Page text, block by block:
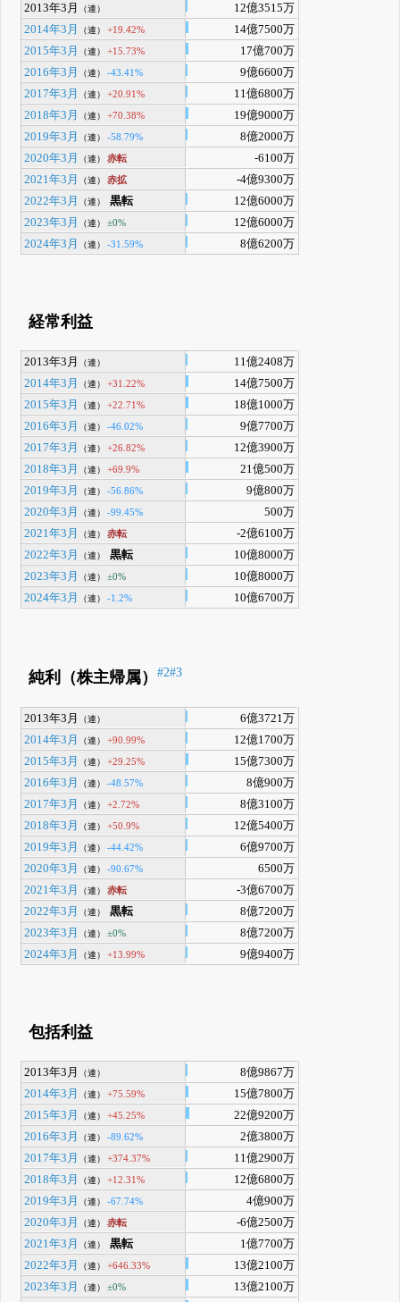
2013年3月 （連）
12億3515万
2014年3月
（連） +19.42%
14億7500万
2015年3月
（連） +15.73%
17億700万
2016年3月
（連） -43.41%
9億6600万
2017年3月
（連） +20.91%
11億6800万
2018年3月
（連） +70.38%
19億9000万
2019年3月
（連） -58.79%
8億2000万
2020年3月
（連） 赤転
-6100万
2021年3月
（連） 赤拡
-4億9300万
2022年3月
（連） 黒転
12億6000万
2023年3月
（連） ±0%
12億6000万
2024年3月
（連） -31.59% 8億6200万
経常利益
2013年3月 （連）
11億2408万
2014年3月
（連） +31.22%
14億7500万
2015年3月
（連） +22.71%
18億1000万
2016年3月
（連） -46.02%
9億7700万
2017年3月
（連） +26.82%
12億3900万
2018年3月
（連） +69.9%
21億500万
2019年3月
（連） -56.86%
9億800万
2020年3月
（連） -99.45%
500万
2021年3月
（連） 赤転
-2億6100万
2022年3月
（連） 黒転
10億8000万
2023年3月
（連） ±0%
10億8000万
2024年3月
（連） -1.2% 10億6700万
純利（株主帰属）#2#3
2013年3月 （連）
6億3721万
2014年3月
（連） +90.99%
12億1700万
2015年3月
（連） +29.25%
15億7300万
2016年3月
（連） -48.57%
8億900万
2017年3月
（連） +2.72%
8億3100万
2018年3月
（連） +50.9%
12億5400万
2019年3月
（連） -44.42%
6億9700万
2020年3月
（連） -90.67%
6500万
2021年3月
（連） 赤転
-3億6700万
2022年3月
（連） 黒転
8億7200万
2023年3月
（連） ±0%
8億7200万
2024年3月
（連） +13.99% 9億9400万
包括利益
2013年3月 （連）
8億9867万
2014年3月
（連） +75.59%
15億7800万
2015年3月
（連） +45.25%
22億9200万
2016年3月
（連） -89.62%
2億3800万
2017年3月
（連） +374.37%
11億2900万
2018年3月
（連） +12.31%
12億6800万
2019年3月
（連） -67.74%
4億900万
2020年3月
（連） 赤転
-6億2500万
2021年3月
（連） 黒転
1億7700万
2022年3月
（連） +646.33%
13億2100万
2023年3月
（連） ±0% 13億2100万